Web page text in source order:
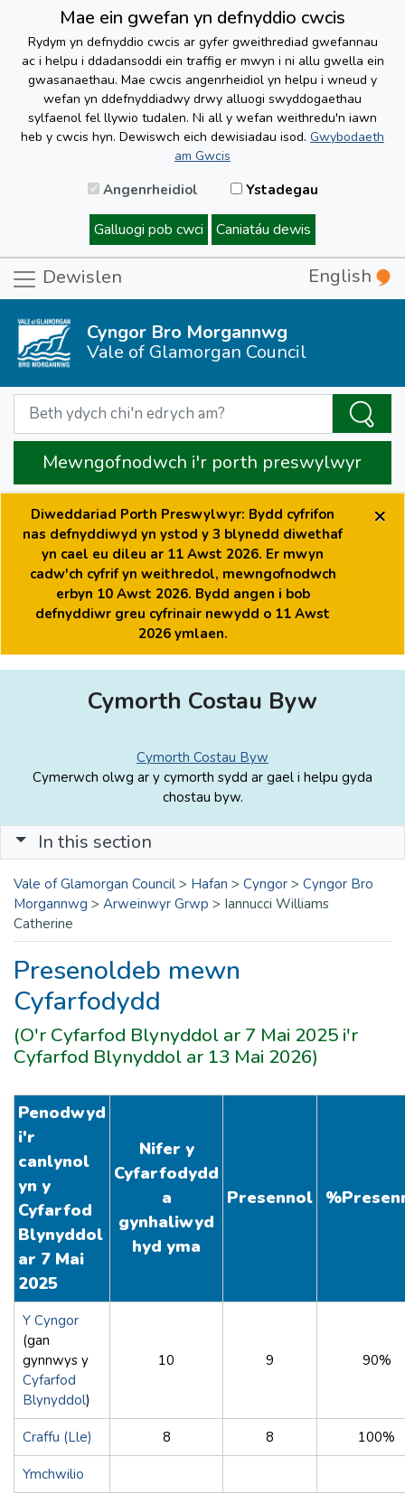
Mae ein gwefan yn defnyddio cwcis
Rydym yn defnyddio cwcis ar gyfer gweithrediad gwefannau
ac i helpu i ddadansoddi ein traffig er mwyn i ni allu gwella ein
gwasanaethau. Mae cwcis angenrheidiol yn helpu i wneud y
wefan yn ddefnyddiadwy drwy alluogi swyddogaethau
sylfaenol fel llywio tudalen. Ni all y wefan weithredu'n iawn
heb y cwcis hyn. Dewiswch eich dewisiadau isod. Gwybodaeth
am Gwcis
Angenrheidiol Ystadegau
Galluogi pob cwci Caniatáu dewis
Dewislen English
Cyngor Bro Morgannwg
Vale of Glamorgan Council
Mewngofnodwch i'r porth preswylwyr
Diweddariad Porth Preswylwyr: Bydd cyfrifon
nas defnyddiwyd yn ystod y 3 blynedd diwethaf
yn cael eu dileu ar 11 Awst 2026. Er mwyn
cadw'ch cyfrif yn weithredol, mewngofnodwch
erbyn 10 Awst 2026. Bydd angen i bob
defnyddiwr greu cyfrinair newydd o 11 Awst
2026 ymlaen.
×
Cymorth Costau Byw
Cymorth Costau Byw
Cymerwch olwg ar y cymorth sydd ar gael i helpu gyda
chostau byw.
In this section
Vale of Glamorgan Council > Hafan > Cyngor > Cyngor Bro
Morgannwg > Arweinwyr Grwp > Iannucci Williams
Catherine
Presenoldeb mewn
Cyfarfodydd
(O'r Cyfarfod Blynyddol ar 7 Mai 2025 i'r
Cyfarfod Blynyddol ar 13 Mai 2026)
Penodwyd
i'r
canlynol
yn y
Cyfarfod
Blynyddol
ar 7 Mai
2025
Nifer y
Cyfarfodydd
a
gynhaliwyd
hyd yma
Presennol %
Y Cyngor
(gan
gynnwys y
Cyfarfod
Blynyddol)
10 9 90%
Craffu (Lle) 8 8 100%
Ymchwilio